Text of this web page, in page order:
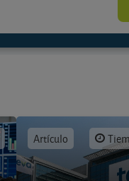
Artículo